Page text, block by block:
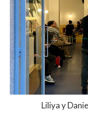
Liliya y